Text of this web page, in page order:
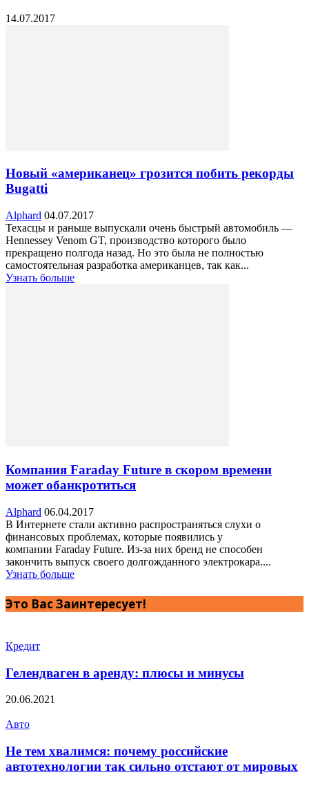
14.07.2017
Новый «американец» грозится побить рекорды
Bugatti
Alphard 04.07.2017
Техасцы и раньше выпускали очень быстрый автомобиль —
Hennessey Venom GT, производство которого было
прекращено полгода назад. Но это была не полностью
самостоятельная разработка американцев, так как...
Узнать больше
Компания Faraday Future в скором времени
может обанкротиться
Alphard 06.04.2017
В Интернете стали активно распространяться слухи о
финансовых проблемах, которые появились у
компании Faraday Future. Из-за них бренд не способен
закончить выпуск своего долгожданного электрокара....
Узнать больше
Это Вас Заинтересует!
Кредит
Гелендваген в аренду: плюсы и минусы
20.06.2021
Авто
Не тем хвалимся: почему российские
автотехнологии так сильно отстают от мировых